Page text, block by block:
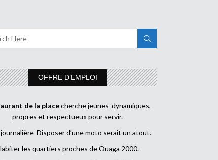
OFFRE D’EMPLOI
de la placecherche jeunes dynamiques,
propres et respectueux pour servir.
Disposer d’une moto serait un atout.
les quartiers proches de Ouaga 2000.